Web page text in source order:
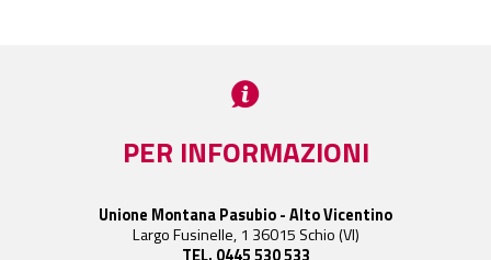
PER INFORMAZIONI
Unione Montana Pasubio - Alto Vicentino
Largo Fusinelle, 1 36015 Schio (VI)